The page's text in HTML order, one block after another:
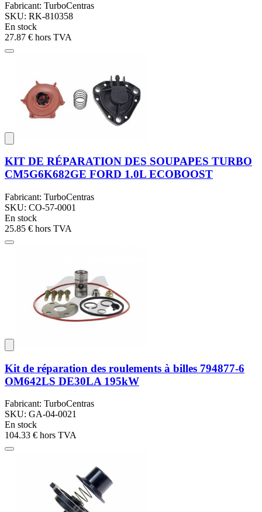
Fabricant: TurboCentras
SKU: RK-810358
En stock
27.87 € hors TVA
KIT DE RÉPARATION DES SOUPAPES TURBO
CM5G6K682GE FORD 1.0L ECOBOOST
Fabricant: TurboCentras
SKU: CO-57-0001
En stock
25.85 € hors TVA
Kit de réparation des roulements à billes 794877-6
OM642LS DE30LA 195kW
Fabricant: TurboCentras
SKU: GA-04-0021
En stock
104.33 € hors TVA